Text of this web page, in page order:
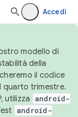
Accedi
modello di
della
il codice
quarto trimestre.
utilizza
android-
android-